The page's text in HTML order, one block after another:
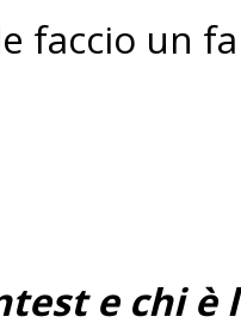
faccio un
e chi è